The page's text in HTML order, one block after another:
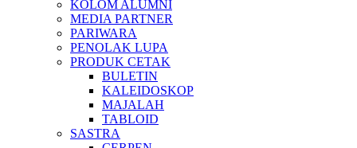
KOLOM ALUMNI
MEDIA PARTNER
PARIWARA
PENOLAK LUPA
PRODUK CETAK
BULETIN
KALEIDOSKOP
MAJALAH
TABLOID
SASTRA